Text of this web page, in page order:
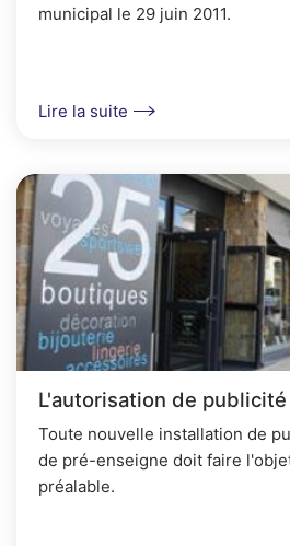
municipal le 29 juin 2011.
Lire la suite
L'autorisation de publicité
Toute nouvelle installation de
de pré-enseigne doit faire
préalable.